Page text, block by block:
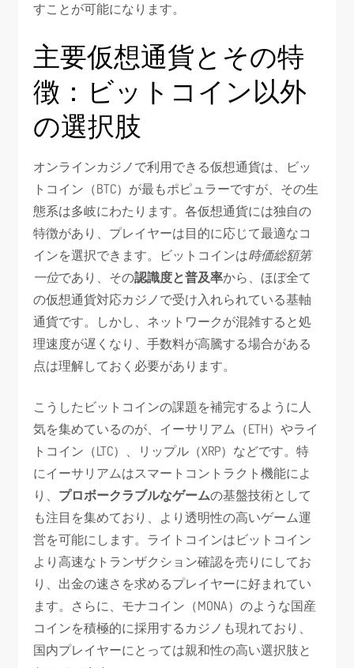
すことが可能になります。
主要仮想通貨とその特
徴：ビットコイン以外
の選択肢
オンラインカジノで利用できる仮想通貨は、ビッ
トコイン（BTC）が最もポピュラーですが、その生
態系は多岐にわたります。各仮想通貨には独自の
特徴があり、プレイヤーは目的に応じて最適なコ
インを選択できます。ビットコインは時価総額第
一位であり、その認識度と普及率から、ほぼ全て
の仮想通貨対応カジノで受け入れられている基軸
通貨です。しかし、ネットワークが混雑すると処
理速度が遅くなり、手数料が高騰する場合がある
点は理解しておく必要があります。
こうしたビットコインの課題を補完するように人
気を集めているのが、イーサリアム（ETH）やライ
トコイン（LTC）、リップル（XRP）などです。特
にイーサリアムはスマートコントラクト機能によ
り、 プロボークラブルなゲームの基盤技術として
も注目を集めており、より透明性の高いゲーム運
営を可能にします。ライトコインはビットコイン
より高速なトランザクション確認を売りにしてお
り、出金の速さを求めるプレイヤーに好まれてい
ます。さらに、モナコイン（MONA）のような国産
コインを積極的に採用するカジノも現れており、
国内プレイヤーにとっては親和性の高い選択肢と